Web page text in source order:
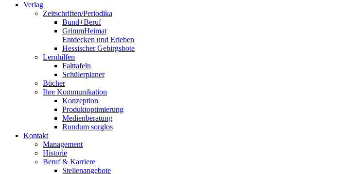
Verlag
Zeitschriften/Periodika
Bund+Beruf
GrimmHeimat
Entdecken und Erleben
Hessischer Gebirgsbote
Lernhilfen
Falttafeln
Schülerplaner
Bücher
Ihre Kommunikation
Konzeption
Produktoptimierung
Medienberatung
Rundum sorglos
Kontakt
Management
Historie
Beruf & Karriere
Stellenangebote